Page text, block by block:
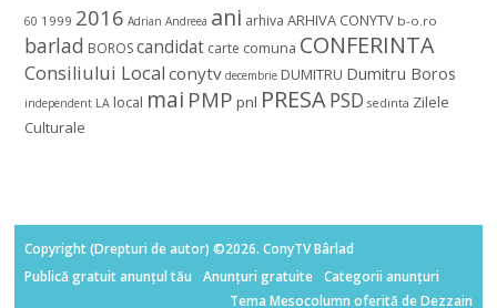
60 1999 2016 Adrian Andreea ani arhiva ARHIVA CONYTV b-o.ro
barlad BOROScandidat carte comuna CONFERINTA
Consiliului Local conytv decembrie DUMITRU Dumitru Boros
independent LA local mai PMP pnl PRESAPSD sedinta Zilele
Culturale
Copyright (Drepturi de autor) ©2026. ConyTV Bârlad
Publică gratuit anunțul tău
Anunțuri gratuite Categorii anunțuri
Tema Mesocolumn oferită de Dezzain